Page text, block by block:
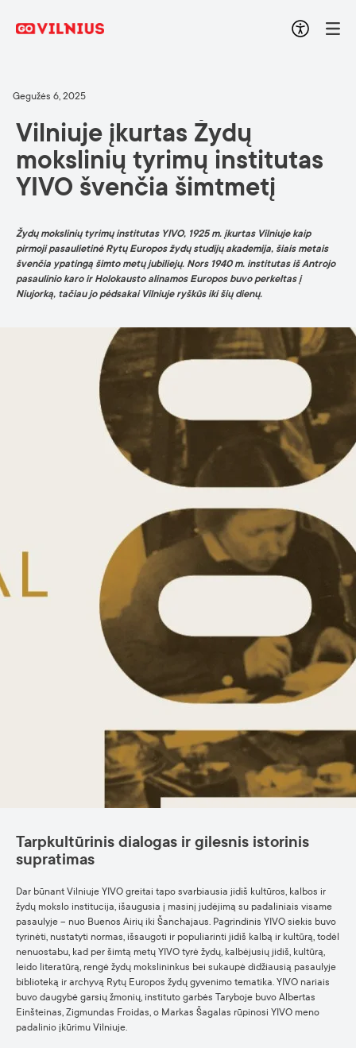
Gegužės 6, 2025
Vilniuje įkurtas Žydų
mokslinių tyrimų institutas
YIVO švenčia šimtmetį
Žydų mokslinių tyrimų institutas YIVO, 1925 m. įkurtas Vilniuje kaip
pirmoji pasaulietinė Rytų Europos žydų studijų akademija, šiais metais
švenčia ypatingą šimto metų jubiliejų. Nors 1940 m. institutas iš Antrojo
pasaulinio karo ir Holokausto alinamos Europos buvo perkeltas į
Niujorką, tačiau jo pėdsakai Vilniuje ryškūs iki šių dienų.
Tarpkultūrinis dialogas ir gilesnis istorinis
supratimas
Dar būnant Vilniuje YIVO greitai tapo svarbiausia jidiš kultūros, kalbos ir
žydų mokslo institucija, išaugusia į masinį judėjimą su padaliniais visame
pasaulyje – nuo Buenos Airių iki Šanchajaus. Pagrindinis YIVO siekis buvo
tyrinėti, nustatyti normas, išsaugoti ir populiarinti jidiš kalbą ir kultūrą, todėl
nenuostabu, kad per šimtą metų YIVO tyrė žydų, kalbėjusių jidiš, kultūrą,
leido literatūrą, rengė žydų mokslininkus bei sukaupė didžiausią pasaulyje
biblioteką ir archyvą Rytų Europos žydų gyvenimo tematika. YIVO nariais
buvo daugybė garsių žmonių, instituto garbės Taryboje buvo Albertas
Einšteinas, Zigmundas Froidas, o Markas Šagalas rūpinosi YIVO meno
padalinio įkūrimu Vilniuje.